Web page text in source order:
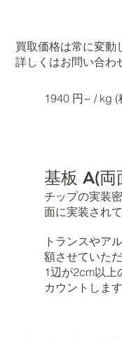
買取価格は常に変動
詳しくはお問い合わ
1940 円~ / kg (
基板 A(両
チップの実装
面に実装され
トランスやア
額させていた
1辺が2cm以上
カウントします